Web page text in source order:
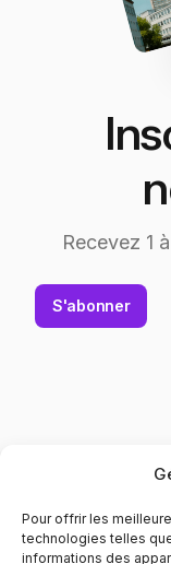
Pour offrir les
technologies telles
informations des
Recevez 1
S'abonner